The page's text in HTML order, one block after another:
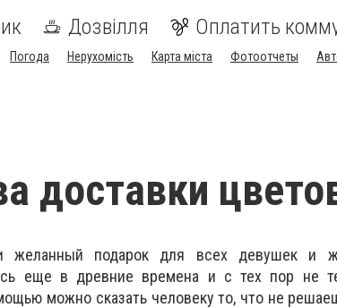
Дозвілля Оплатить
Погода Нерухомість Карта міста Фотоотчеты
доставки
подарок для всех девушек и
еще в древние времена и с тех пор не
можно сказать человеку то, что не